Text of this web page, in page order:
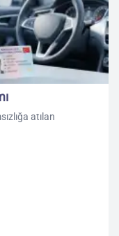
atılan